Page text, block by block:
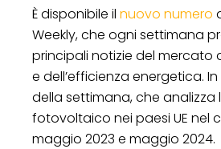
È disponibile il nuovo numero
Weekly, che ogni settimana
principali notizie del
e dell’efficienza energetica.
della settimana, che
fotovoltaico nei paesi UE nel
maggio 2023 e maggio 2024.